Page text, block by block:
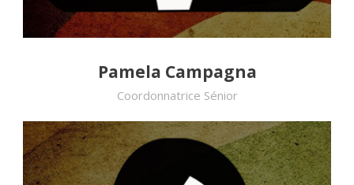
Pamela Campagna
Coordonnatrice Sénior